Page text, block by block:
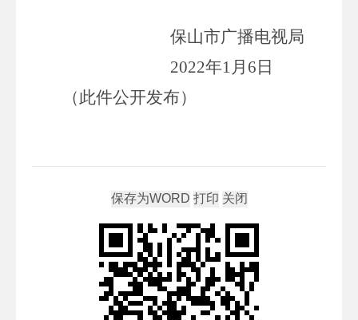
保山市广播电视局
2022年1月 6 日
（此件公开发布）